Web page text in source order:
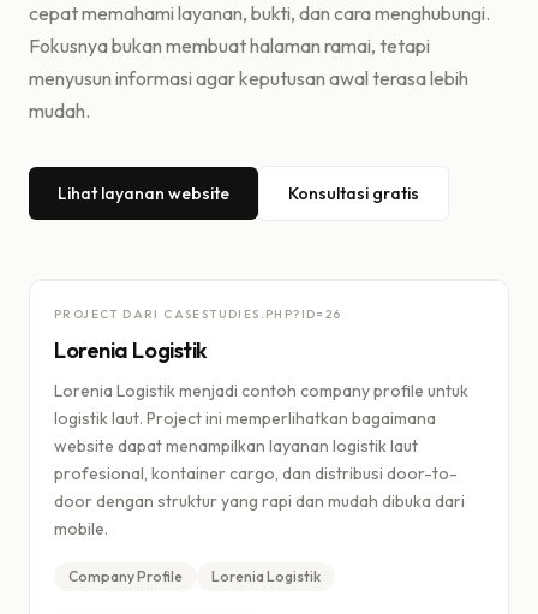
cepat memahami layanan, bukti, dan cara menghubungi.
Fokusnya bukan membuat halaman ramai, tetapi
menyusun informasi agar keputusan awal terasa lebih
mudah.
Lihat layanan website Konsultasi gratis
PROJECT DARI CASESTUDIES.PHP?ID= 26
Lorenia Logistik
Lorenia Logistik menjadi contoh company profile untuk
logistik laut. Project ini memperlihatkan bagaimana
website dapat menampilkan layanan logistik laut
profesional, kontainer cargo, dan distribusi door-to-
door dengan struktur yang rapi dan mudah dibuka dari
mobile.
Company Profile Lorenia Logistik